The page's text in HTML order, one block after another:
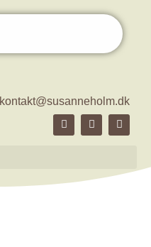
kontakt@susanneholm.dk